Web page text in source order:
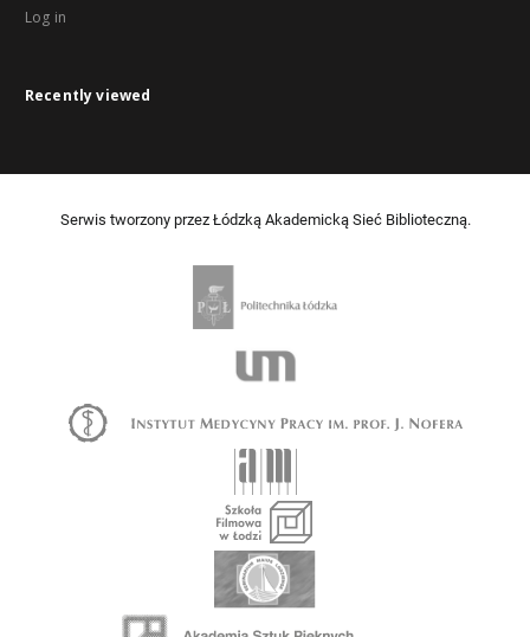
Log in
Recently viewed
Serwis tworzony przez Łódzką Akademicką Sieć Biblioteczną.